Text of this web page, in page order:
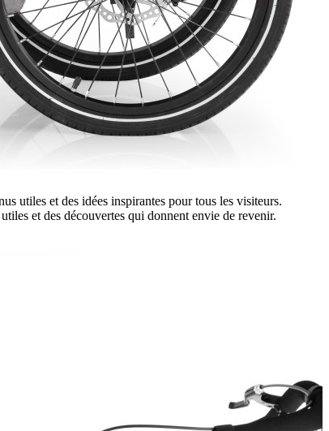
utiles et des idées inspirantes pour tous les visiteurs.
et des découvertes qui donnent envie de revenir.